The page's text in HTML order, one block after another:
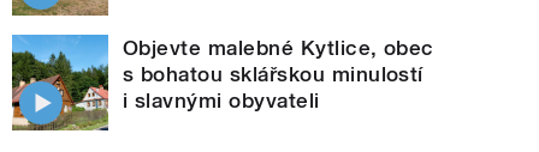
Objevte malebné Kytlice, obec
s bohatou sklářskou minulostí
i slavnými obyvateli